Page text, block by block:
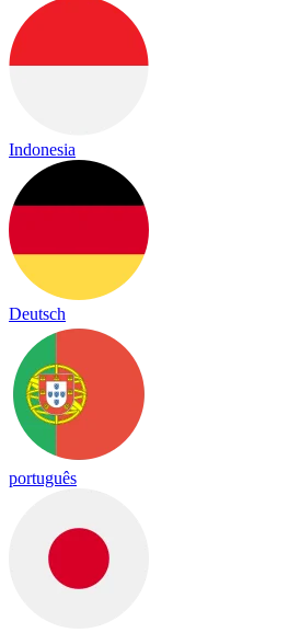
Indonesia
Deutsch
português